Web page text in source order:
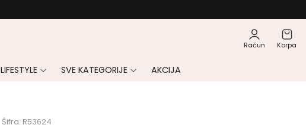
Račun Korpa
LIFESTYLE SVE KATEGORIJE AKCIJA
Šifra: R53624